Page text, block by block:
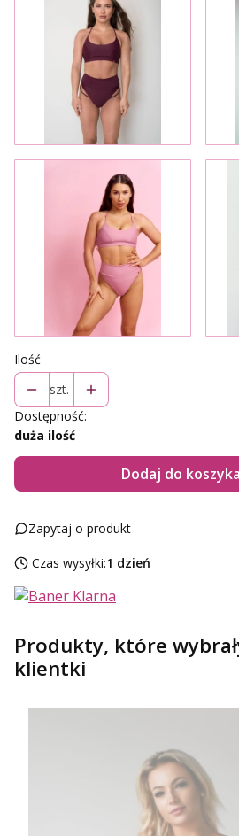
Ilość
szt.
Dostępność:
duża ilość
Dodaj do koszyka
Zapytaj o produkt
Czas wysyłki:1 dzień
Produkty, które
klientki